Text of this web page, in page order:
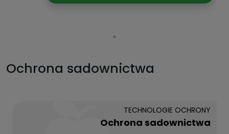
Ochrona sadownictwa
TECHNOLOGIE OCHRONY
Ochrona sadownictwa